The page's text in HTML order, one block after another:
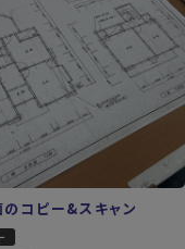
コピー&スキャン